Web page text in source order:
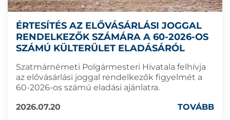
ÉRTESÍTÉS AZ ELŐVÁSÁRLÁSI JOGGAL
RENDELKEZŐK SZÁMÁRA A 60-2026-OS
SZÁMÚ KÜLTERÜLET ELADÁSÁRÓL
Szatmárnémeti Polgármesteri Hivatala felhívja
az elővásárlási joggal rendelkezők figyelmét a
60-2026-os számú eladási ajánlatra.
2026.07.20
TOVÁBB